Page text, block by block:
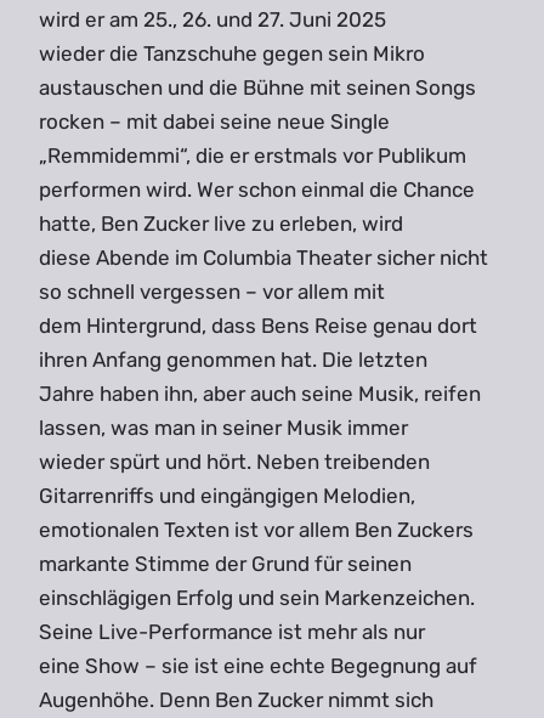
wird er am 25., 26. und 27. Juni 2025
wieder die Tanzschuhe gegen sein Mikro
austauschen und die Bühne mit seinen Songs
rocken – mit dabei seine neue Single
„Remmidemmi“, die er erstmals vor Publikum
performen wird. Wer schon einmal die Chance
hatte, Ben Zucker live zu erleben, wird
diese Abende im Columbia Theater sicher nicht
so schnell vergessen – vor allem mit
dem Hintergrund, dass Bens Reise genau dort
ihren Anfang genommen hat. Die letzten
Jahre haben ihn, aber auch seine Musik, reifen
lassen, was man in seiner Musik immer
wieder spürt und hört. Neben treibenden
Gitarrenriffs und eingängigen Melodien,
emotionalen Texten ist vor allem Ben Zuckers
markante Stimme der Grund für seinen
einschlägigen Erfolg und sein Markenzeichen.
Seine Live-Performance ist mehr als nur
eine Show – sie ist eine echte Begegnung auf
Augenhöhe. Denn Ben Zucker nimmt sich